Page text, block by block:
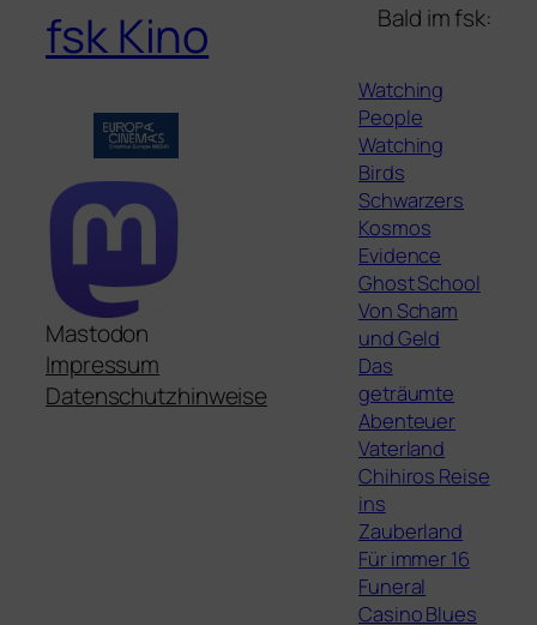
fsk Kino
Mastodon
Impressum
Datenschutzhinweise
Bald im fsk:
Watching
People
Watching
Birds
Schwarzers
Kosmos
Evidence
Ghost School
Von Scham
und Geld
Das
geträumte
Abenteuer
Vaterland
Chihiros Reise
ins
Zauberland
Für immer 16
Funeral
Casino Blues